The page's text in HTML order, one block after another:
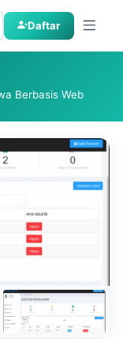
Daftar
Berbasis Web